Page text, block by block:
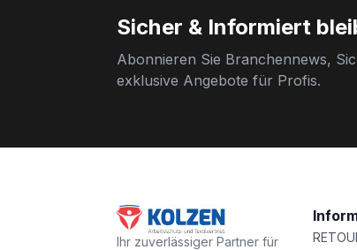
Sicher & Informiert
Abonnieren Sie Branchennews,
exklusive Angebote für Profis.
Ihr zuverlässiger Partner für